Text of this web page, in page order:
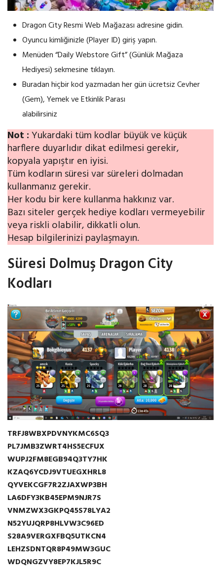
Dragon City Resmi Web Mağazası adresine gidin.
Oyuncu kimliğinizle (Player ID) giriş yapın.
Menüden “Daily Webstore Gift” (Günlük Mağaza
Hediyesi) sekmesine tıklayın.
Buradan hiçbir kod yazmadan her gün ücretsiz Cevher
(Gem), Yemek ve Etkinlik Parası
alabilirsiniz
Not :Yukardaki tüm kodlar büyük ve küçük
harflere duyarlıdır dikat edilmesi gerekir,
kopyala yapıştır en iyisi.
Tüm kodların süresi var süreleri dolmadan
kullanmanız gerekir.
Her kodu bir kere kullanma hakkınız var.
Bazı siteler gerçek hediye kodları vermeyebilir
veya riskli olabilir, dikkatli olun.
Hesap bilgilerinizi paylaşmayın.
Süresi Dolmuş Dragon City
Kodları
TRFJ8WBXPDVNYKMC6SQ3
PL7JMB3ZWRT4HS5ECFUX
WUPJ2FM8EGB94Q3TY7HK
KZAQ6YCDJ9VTUEGXHRL8
QYVEKCGF7R2ZJAXWP3BH
LA6DFY3KB45EPM9NJR7S
VNMZWX3GKPQ45S78LYA2
N52YUJQRP8HLVW3C96ED
S28A9VERGXFBQ5UTKCN4
LEHZSDNTQR8P49MW3GUC
WDQNGZVY8EP7KJL5R9C